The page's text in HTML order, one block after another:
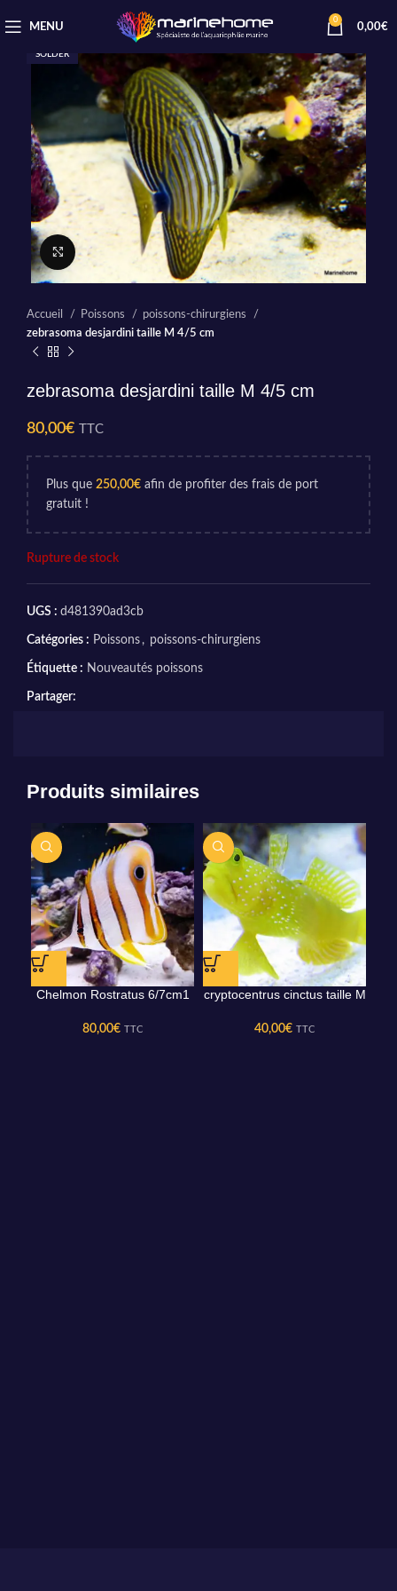
MENU
0
0,00€
SOLDER
Cliquez pour agrandir
Accueil Poissons
poissons-chirurgiens
zebrasoma desjardini taille M 4/5 cm
zebrasoma desjardini taille M 4/5 cm
80,00€ TTC
Plus que 250,00€ afin de profiter des frais de port
gratuit !
Rupture de stock
UGS : d481390ad3cb
Catégories : Poissons , poissons-chirurgiens
Étiquette : Nouveautés poissons
Partager:
Produits similaires
Chelmon Rostratus 6/7cm1
80,00€ TTC
cryptocentrus cinctus taille M
40,00€ TTC